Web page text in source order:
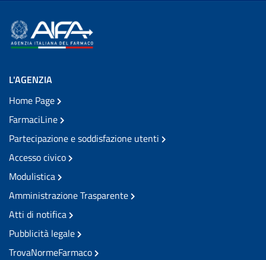
L'AGENZIA
Home Page
FarmaciLine
Partecipazione e soddisfazione utenti
Accesso civico
Modulistica
Amministrazione Trasparente
Atti di notifica
Pubblicità legale
TrovaNormeFarmaco